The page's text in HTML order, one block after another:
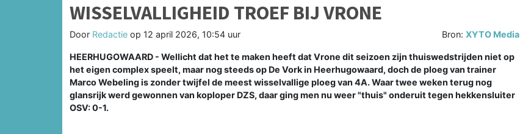
WISSELVALLIGHEID TROEF BIJ VRONE
Door Redactie op 12 april 2026, 10:54 uur Bron:XYTO Media
HEERHUGOWAARD - Wellicht dat het te maken heeft dat Vrone dit seizoen zijn thuiswedstrijden niet op
het eigen complex speelt, maar nog steeds op De Vork in Heerhugowaard, doch de ploeg van trainer
Marco Webeling is zonder twijfel de meest wisselvallige ploeg van 4A. Waar twee weken terug nog
glansrijk werd gewonnen van koploper DZS, daar ging men nu weer "thuis" onderuit tegen hekkensluiter
OSV: 0-1.